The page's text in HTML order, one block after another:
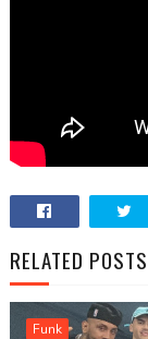
RELATED POSTS
Funk